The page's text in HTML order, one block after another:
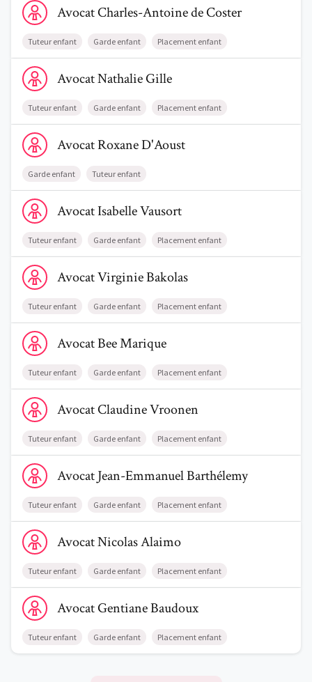
AvocatCharles-Antoinede Coster
Tuteur enfant Garde enfant Placement enfant
Voir le profil de AvocatNathalie Gille
AvocatNathalieGille
Tuteur enfant Garde enfant Placement enfant
Voir le profil de AvocatRoxane D'Aoust
AvocatRoxaneD'Aoust
Garde enfant Tuteur enfant
Voir le profil de AvocatIsabelle Vausort
AvocatIsabelleVausort
Tuteur enfant Garde enfant Placement enfant
Voir le profil de AvocatVirginie Bakolas
AvocatVirginieBakolas
Tuteur enfant Garde enfant Placement enfant
Voir le profil de AvocatBee Marique
AvocatBeeMarique
Tuteur enfant Garde enfant Placement enfant
Voir le profil de AvocatClaudine Vroonen
AvocatClaudineVroonen
Tuteur enfant Garde enfant Placement enfant
Voir le profil de AvocatJean-Emmanuel Barthélemy
AvocatJean-EmmanuelBarthélemy
Tuteur enfant Garde enfant Placement enfant
Voir le profil de AvocatNicolas Alaimo
AvocatNicolasAlaimo
Tuteur enfant Garde enfant Placement enfant
Voir le profil de AvocatGentiane Baudoux
AvocatGentianeBaudoux
Tuteur enfant Garde enfant Placement enfant